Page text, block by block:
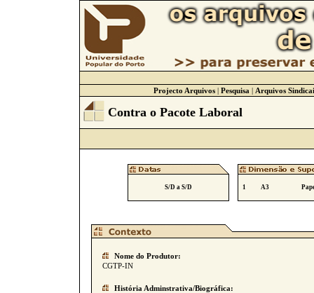
Projecto Arquivos| Pesquisa | Arquivos
Contra o Pacote Laboral
S/D a S/D 1 A3
Nome do Produtor:
CGTP-IN
História Adminstrativa/Biográfica: